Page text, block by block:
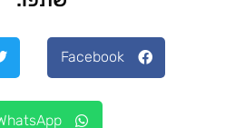
Facebook